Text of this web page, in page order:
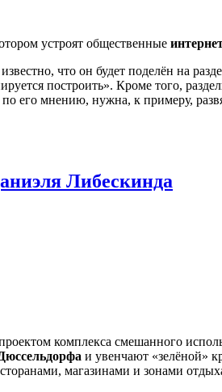
устроят общественные
что он будет поделён на
построить». Кроме того,
его мнению, нужна, к примеру,
Либескинда
комплекса смешанного
и увенчают «зелёной»
магазинами и зонами